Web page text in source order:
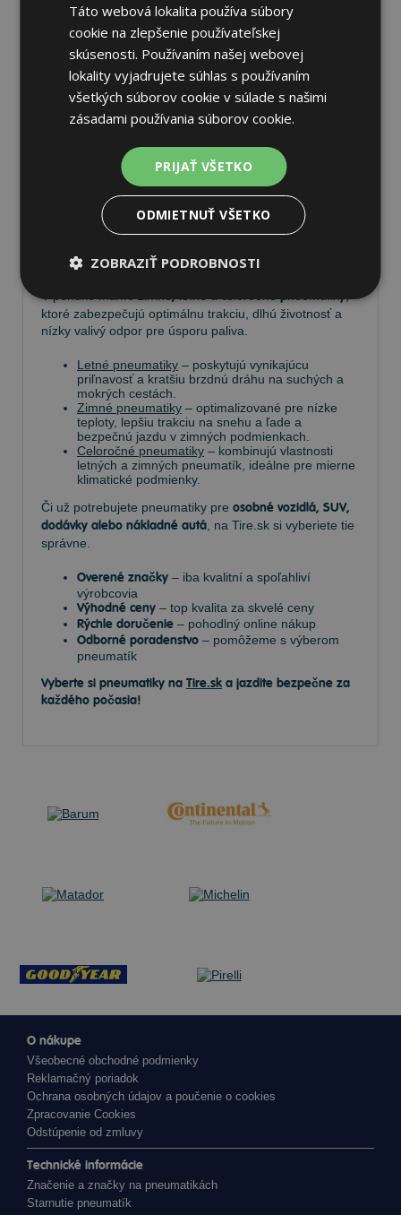
Pneumatiky
a úspornú jazdu. Na
nájdete široký výber
pneumatík pre rôzne typy vozidiel a jazdných
Ponúkameprémiové značky, akoContinental ,Barum
Michelin ,Pirelli,DunlopaNokian.
V ponuke máme zimné, letné a celoročné pneumatiky
ktoré zabezpečujú optimálnu trakciu, dlhú životnosť a
nízky valivý odpor pre úsporu paliva.
Letné pneumatiky – poskytujú vynikajúcu
priľnavosť a kratšiu brzdnú dráhu na suchých a
mokrých cestách.
Zimné pneumatiky – optimalizované pre nízke
teploty, lepšiu trakciu na snehu a ľade a
bezpečnú jazdu v zimných podmienkach.
Celoročné pneumatiky – kombinujú vlastnosti
letných a zimných pneumatík, ideálne pre mierne
klimatické podmienky.
Či už potrebujete pneumatiky pre osobné vozidlá, SUV,
dodávky alebo nákladné autá , na Tire.sk si vyberiete tie
správne.
Overené značky – iba kvalitní a spoľahliví
výrobcovia
Výhodné ceny – top kvalita za skvelé ceny
Rýchle doručenie – pohodlný online nákup
Odborné poradenstvo – pomôžeme s výberom
pneumatík
Vyberte si pneumatiky na Tire.sk a jazdite bezpečne za
každého počasia!
O nákupe
Všeobecné obchodné podmienky
Reklamačný poriadok
Ochrana osobných údajov a poučenie o cookies
Zpracovanie Cookies
Odstúpenie od zmluvy
Technické informácie
Značenie a značky na pneumatikách
Starnutie pneumatík
Táto webová lokalita používa súbory
cookie na zlepšenie používateľskej
skúsenosti. Používaním našej webovej
lokality vyjadrujete súhlas s používaním
všetkých súborov cookie v súlade s našimi
zásadami používania súborov cookie.
PRIJAŤ VŠETKO
ODMIETNUŤ VŠETKO
ZOBRAZIŤ PODROBNOSTI